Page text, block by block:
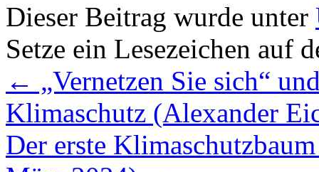
Dieser Beitrag wurde unter
Setze ein Lesezeichen auf
← „Vernetzen Sie sich“
Klimaschutz (Alexander
Der erste